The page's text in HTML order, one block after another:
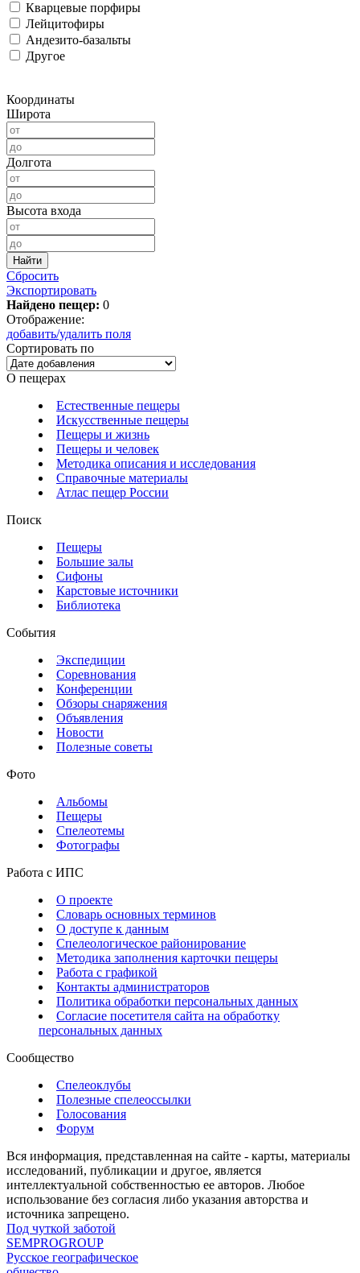
Кварцевые порфиры
Лейцитофиры
Андезито-базальты
Другое
Координаты
Широта
Долгота
Высота входа
Сбросить
Экспортировать
Найдено пещер: 0
Отображение:
добавить/удалить поля
Сортировать по
О пещерах
Естественные пещеры
Искусственные пещеры
Пещеры и жизнь
Пещеры и человек
Методика описания и исследования
Справочные материалы
Атлас пещер России
Поиск
Пещеры
Большие залы
Сифоны
Карстовые источники
Библиотека
События
Экспедиции
Соревнования
Конференции
Обзоры снаряжения
Объявления
Новости
Полезные советы
Фото
Альбомы
Пещеры
Спелеотемы
Фотографы
Работа с ИПС
О проекте
Словарь основных терминов
О доступе к данным
Спелеологическое районирование
Методика заполнения карточки пещеры
Работа с графикой
Контакты администраторов
Политика обработки персональных данных
Согласие посетителя сайта на обработку
персональных данных
Сообщество
Спелеоклубы
Полезные спелеоссылки
Голосования
Форум
Вся информация, представленная на сайте - карты, материалы
исследований, публикации и другое, является
интеллектуальной собственностью ее авторов. Любое
использование без согласия либо указания авторства и
источника запрещено.
Под чуткой заботой
SEMPROGROUP
Русское географическое